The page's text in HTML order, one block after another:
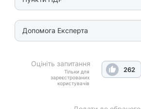
Допомога Експерта
Оцініть запитання
Тільки для
зареєстрованих
користувачів
262